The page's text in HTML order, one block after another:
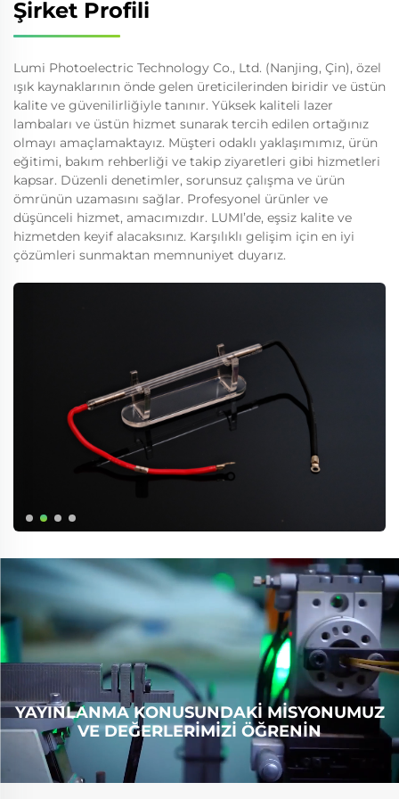
Şirket Profili
Lumi Photoelectric Technology Co., Ltd. (Nanjing, Çin), özel
ışık kaynaklarının önde gelen üreticilerinden biridir ve üstün
kalite ve güvenilirliğiyle tanınır. Yüksek kaliteli lazer
lambaları ve üstün hizmet sunarak tercih edilen ortağınız
olmayı amaçlamaktayız. Müşteri odaklı yaklaşımımız, ürün
eğitimi, bakım rehberliği ve takip ziyaretleri gibi hizmetleri
kapsar. Düzenli denetimler, sorunsuz çalışma ve ürün
ömrünün uzamasını sağlar. Profesyonel ürünler ve
düşünceli hizmet, amacımızdır. LUMI’de, eşsiz kalite ve
hizmetden keyif alacaksınız. Karşılıklı gelişim için en iyi
çözümleri sunmaktan memnuniyet duyarız.
YAYINLANMA KONUSUNDAKI MISYONUMUZ
VE DEĞERLERIMIZI ÖĞRENIN